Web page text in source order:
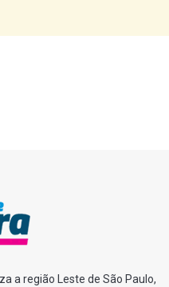
a região Leste de São Paulo,